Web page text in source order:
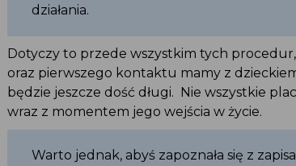
działania.
Dotyczy to przede wszystkim tych
oraz pierwszego kontaktu mamy z
będzie jeszcze dość długi. Nie wszystkie
wraz z momentem jego wejścia w życie.
Warto jednak, abyś zapoznała się z